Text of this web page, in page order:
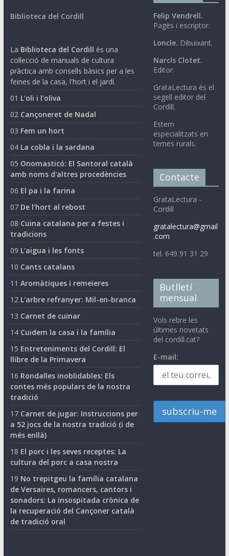
Biblioteca del Cordill
La Biblioteca del Cordill és una
col·lecció de manuals de cultura
pràctica amb consells bàsics per a les
feines de la casa, l'hort i el jardí.
01 L’oli i l’oliva
02 Cançoneret de Nadal
03 Fem un hort
04 La cobla i la sardana
05 Onomasticó: El Santoral català
amb noms d'altres procedències
06 El pa i la farina
07 De l’hort al rebost
08 Cuina catalana per a festes i
tradicions
09 L'aigua i les fonts
10 Cants catalans
11 Aromàtiques i remeieres
12 L'arbre refranyer: Mil-en-branca
13 Carnet de cuinar
14 Cuidem la casa i la família
15 Entreteniments del Cordill: El
llibre de la Primavera
16 Rondalles inoblidables: Els
contes més populars de la nostra
tradició
17 Carnet de jugar: Instruccions per
a 52 jocs de la nostra tradició (i de
més enllà)
18 El porc i les seves receptes: La
cultura del porc a casa nostra
19 No trepitgeu la família catalana
de Versaires, romancers, cantors i
sonadors: La insospitada crònica de
la recuperació del Cançoner català
de tradició oral
Felip Vendrell.
Pagès i escriptor.
Loncle. Dibuixant.
Narcís Clotet.
Editor.
GrataLectura és el
segell editor del
Cordill.
Estem
especialitzats en
temes rurals.
Contacte
GrataLectura -
Cordill
gratalectura@gmail
.com
tel. 649 91 31 29
Butlletí
mensual
Vols rebre les
últimes novetats
del cordill.cat?
E-mail: